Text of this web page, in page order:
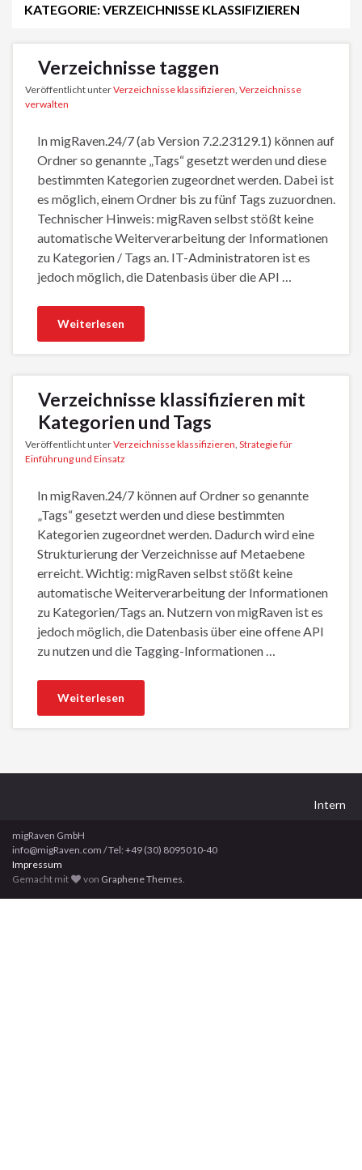
KATEGORIE:VERZEICHNISSE KLASSIFIZIEREN
Verzeichnisse taggen
Veröffentlicht unterVerzeichnisse klassifizieren Verzeichnisse
verwalten
In migRaven.24/7 (ab Version 7.2.23129.1) können auf
Ordner so genannte „Tags“ gesetzt werden und diese
bestimmten Kategorien zugeordnet werden. Dabei ist
es möglich, einem Ordner bis zu fünf Tags zuzuordnen.
Technischer Hinweis: migRaven selbst stößt keine
automatische Weiterverarbeitung der Informationen
zu Kategorien / Tags an. IT-Administratoren ist es
jedoch möglich, die Datenbasis über die API …
Weiterlesen
Verzeichnisse klassifizieren mit
Kategorien und Tags
Veröffentlicht unterVerzeichnisse klassifizieren Strategie für
Einführung und Einsatz
In migRaven.24/7 können auf Ordner so genannte
„Tags“ gesetzt werden und diese bestimmten
Kategorien zugeordnet werden. Dadurch wird eine
Strukturierung der Verzeichnisse auf Metaebene
erreicht. Wichtig: migRaven selbst stößt keine
automatische Weiterverarbeitung der Informationen
zu Kategorien/Tags an. Nutzern von migRaven ist es
jedoch möglich, die Datenbasis über eine offene API
zu nutzen und die Tagging-Informationen …
Weiterlesen
Intern
migRaven GmbH
info@migRaven.com / Tel: +49 (30) 8095010-40
Impressum
Gemacht mit
von Graphene Themes